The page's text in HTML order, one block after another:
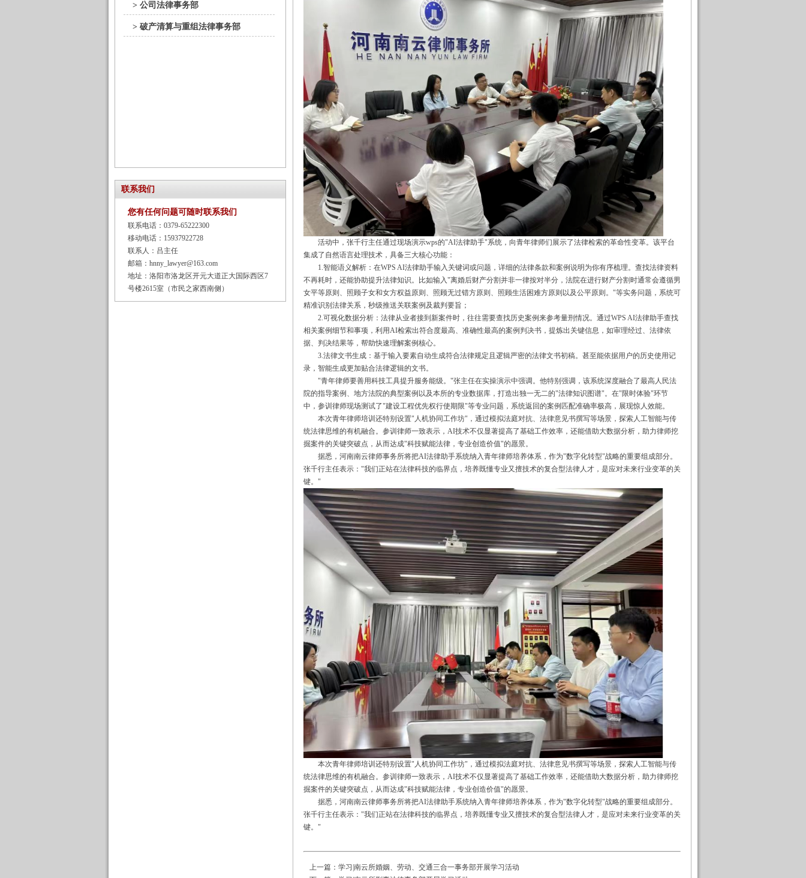
> 公司法律事务部
> 破产清算与重组法律事务部
联系我们
您有任何问题可随时联系我们
联系电话：0379-65222300
移动电话：15937922728
联系人：吕主任
邮箱：hnny_lawyer@163.com
地址：洛阳市洛龙区开元大道正大国际西区7
号楼2615室（市民之家西南侧）
活动中，张千行主任通过现场演示wps的"AI法律助手"系统，向青年律师们展示了法律检索的革命性变革。该平台
集成了自然语言处理技术，具备三大核心功能：
1.智能语义解析： 在WPS AI法律助手输入 关键词或问题， 详细的法律条款和案例说明为你有序梳理。查找法律资料
不再耗时，还能协助提升法律知识。比如输入"离婚后财产分割并非一律按对半分，法院在进行财产分割时通常会遵循男
女平等原则、照顾子女和女方权益原则、照顾无过错方原则、照顾生活困难方原则以及公平原则。 "等实务问题，系统可
精准识别法律关系，秒级推送关联案例及裁判要旨；
2.可视化数据分析： 法律从业者接到新案件时，往往需要查找历史案例来参考量刑情况。通过WPS AI法律助手查找
相关案例细节和事项，利 用AI检索出符合度最高、准确性最高的案例判决书，提炼出关键信息，如审理经过、法律依
据、判决结果等，帮助快速理解案例核心。
3.法律文书生成：基于输入要素自动生成符合法律规定且逻辑严密的法律文书初稿。甚至能依据用户的历史使用记
录，智能生成更加贴合法律逻辑的文书。
"青年律师要善用科技工具提升服务能级。 "张主任在实操演示中强调。他特别强调，该系统深度融合了最高人民法
院的指导案例、地方法院的典型案例以及本所的专业数据库，打造出独一无二的"法律知识图谱"。在"限时体验"环节
中， 参训律师现场测试了"建设工程优先权行使期限"等专业问题，系统返回的案例匹配准确率极高，展现惊人效能。
本次青年律师培训还特别设置" 人机协同工作坊" ，通过模拟法庭对抗、法律意见书撰写等场景，探索人工智能与传
统法律思维的有机融合。参训律师一致表示， AI技术不仅显著提高了基础工作效率，还能借助大数据分析，助力律师挖
掘案件的关键突破点，从而达成"科技赋能法律，专业创造价值"的愿景。
据悉，河南南云律师事务所将把AI法律助手系统纳入青年律师培养体系，作为"数字化转型"战略的重要组成部分。
张千行主任表示： "我们正站在法律科技的临界点，培养既懂专业又擅技术的复合型法律人才，是应对未来行业变革的关
键。 "
本次青年律师培训还特别设置" 人机协同工作坊" ，通过模拟法庭对抗、法律意见书撰写等场景，探索人工智能与传
统法律思维的有机融合。参训律师一致表示， AI技术不仅显著提高了基础工作效率，还能借助大数据分析，助力律师挖
掘案件的关键突破点，从而达成"科技赋能法律，专业创造价值"的愿景。
据悉，河南南云律师事务所将把AI法律助手系统纳入青年律师培养体系，作为"数字化转型"战略的重要组成部分。
张千行主任表示： "我们正站在法律科技的临界点，培养既懂专业又擅技术的复合型法律人才，是应对未来行业变革的关
键。 "
上一篇： 学习|南云所婚姻、劳动、交通三合一事务部开展学习活动